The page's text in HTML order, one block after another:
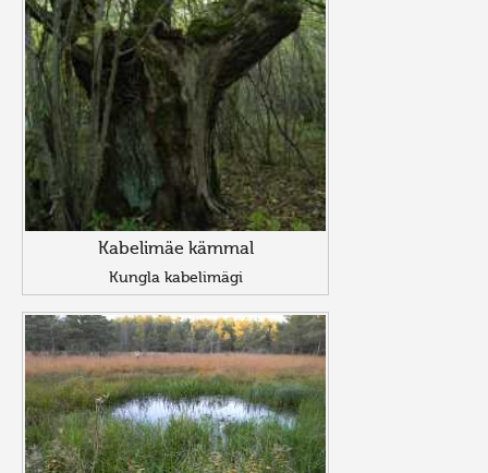
Kabelimäe kämmal
Kungla kabelimägi